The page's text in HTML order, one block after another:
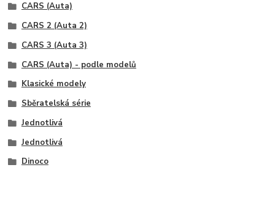
CARS (Auta)
CARS 2 (Auta 2)
CARS 3 (Auta 3)
CARS (Auta) - podle modelů
Klasické modely
Sběratelská série
Jednotlivá
Jednotlivá
Dinoco